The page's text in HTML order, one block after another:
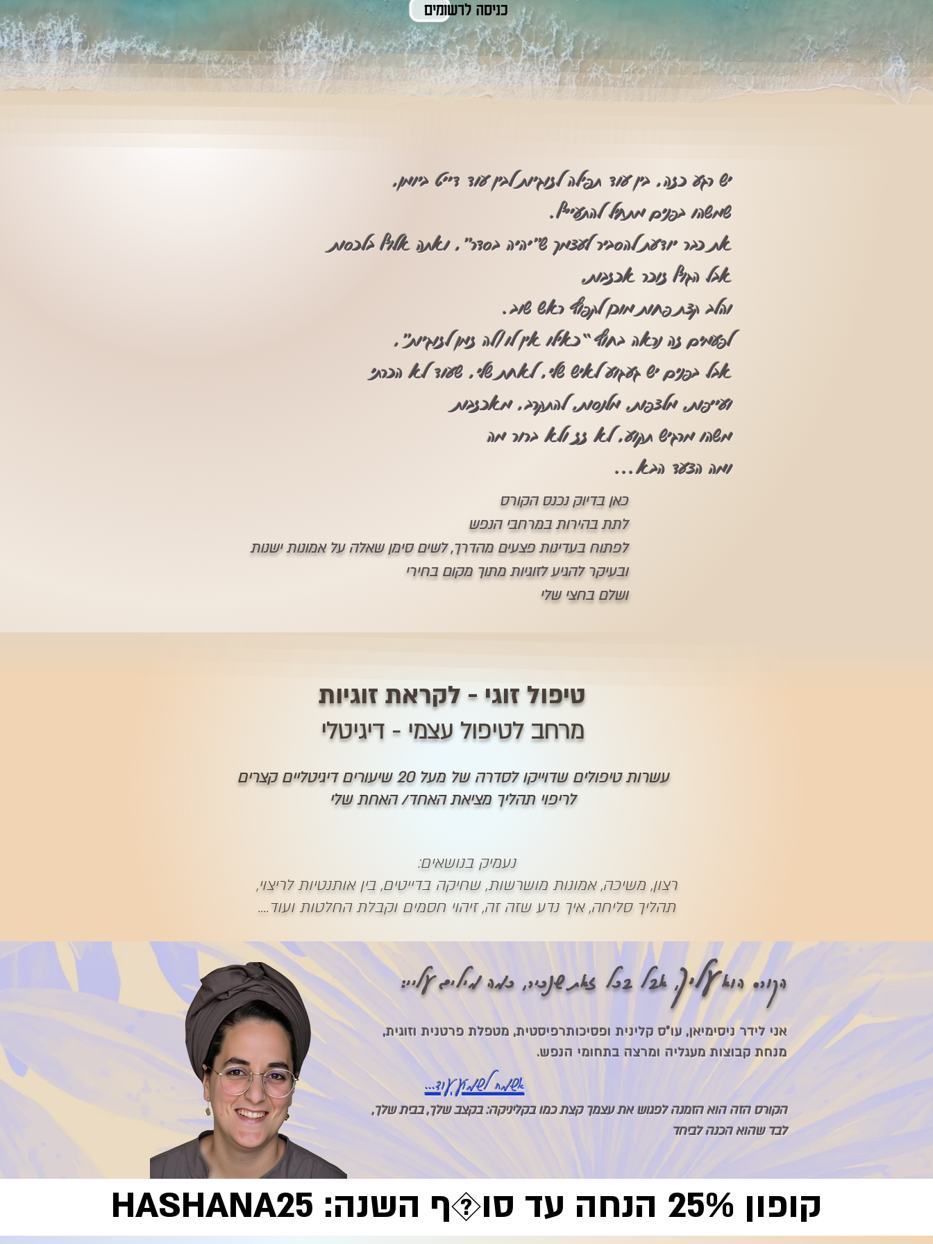
כניסה לרשומים
יש רגע כזה, בין עוד תפילה לזוגיות לבין עוד דייט ביומן,
שמשהו בפנים מתחיל להתעייף.
את כבר יודעת להסביר לעצמך ש"יהיה בסדר", ואתה אלוף בלכסות
אבל הגוף זוכר אכזבות,
והלב קצת פחות מוכן לקפוץ ראש שוב.
לפעמים זה נראה בחוץ “כאילו אין לו/לה זמן לזוגיות”,
אבל בפנים יש געגוע לאיש שלי, לאחת שלי, שעוד לא הכרתי
ועייפות, מלצפות, מלנסות, להתקרב, מאכזבות
משהו מרגיש תקוע, לא זז ולא ברור מה
ומה הצעד הבא...
כאן בדיוק נכנס הקורס​
לתת בהירות במרחבי הנפש
לפתוח בעדינות פצעים מהדרך, לשים סימן שאלה על אמונות ישנות
ובעיקר להגיע לזוגיות מתוך מקום בחירי
ושלם בחצי שלי
טיפול זוגי - לקראת זוגיות
​מרחב לטיפול עצמי - דיגיטלי​
עשרות טיפולים שדוייקו לסדרה של מעל 20 שיעורים דיגיטליים קצרים
לריפוי תהליך מציאת האחד/ האחת שלי
נעמיק בנושאים:
רצון, משיכה, אמונות מושרשות, שחיקה בדייטים, בין אותנטיות לריצוי,
תהליך סליחה, איך נדע שזה זה, זיהוי חסמים וקבלת החלטות ועוד....
:הקורס הואעליך, אבל בכל זאת שנכיר, כמה מילים עליי
אני לידר ניסימיאן, עו"ס קלינית ופסיכותרפיסטית, מטפלת פרטנית וזוגית,
מנחת קבוצות מעגליה ומרצה בתחומי הנפש.
הקורס הזה הוא הזמנה לפגוש את עצמך קצת כמו בקליניקה: בקצב שלך, בבית שלך,
לבד שהוא הכנה לביחד
אשמח לשמוע עוד...
קופון 25% הנחה עד סוף השנה: HASHANA25
קופון 25% הנחה עד סו�ף השנה: HASHANA25